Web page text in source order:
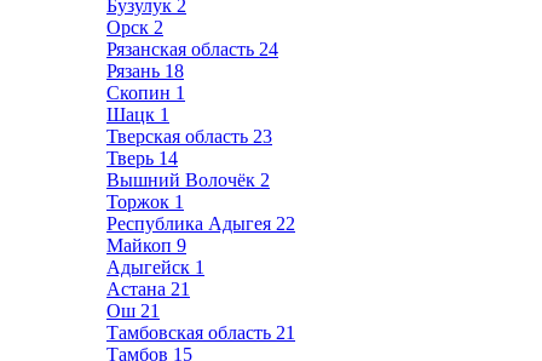
Бузулук 2
Орск 2
Рязанская область 24
Рязань 18
Скопин 1
Шацк 1
Тверская область 23
Тверь 14
Вышний Волочёк 2
Торжок 1
Республика Адыгея 22
Майкоп 9
Адыгейск 1
Астана 21
Ош 21
Тамбовская область 21
Тамбов 15